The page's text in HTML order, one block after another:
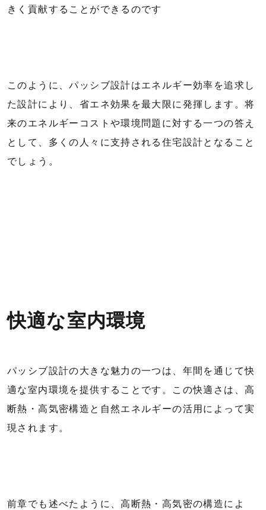
きく貢献することができるのです
このように、パッシブ設計はエネルギー効率を追求し
た設計により、省エネ効果を最大限に発揮します。将
来のエネルギーコストや環境問題に対する一つの答え
として、多くの人々に支持される住宅設計となること
でしょう。
快適な室内環境
パッシブ設計の大きな魅力の一つは、年間を通じて快
適な室内環境を提供することです。この快適さは、高
断熱・高気密構造と自然エネルギーの活用によって実
現されます。
前章でも述べたように、高断熱・高気密の構造によ